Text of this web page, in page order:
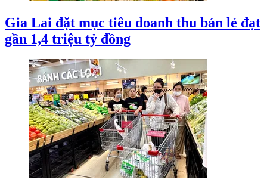
Gia Lai đặt mục tiêu doanh thu bán lẻ đạt
gần 1,4 triệu tỷ đồng